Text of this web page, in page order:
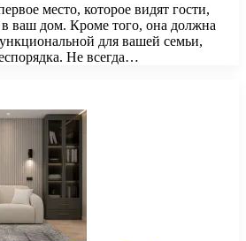
место, которое видят гости,
в ваш дом. Кроме того, она должна
для вашей семьи,
Не всегда…